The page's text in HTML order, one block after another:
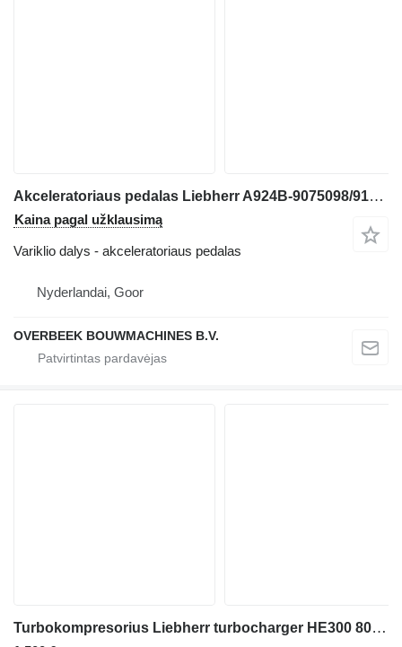
Akceleratoriaus pedalas Liebherr A924B-9075098/9198863-Gas pedal ekskavatoriaus
Kaina pagal užklausimą
Variklio dalys - akceleratoriaus pedalas
Nyderlandai, Goor
OVERBEEK BOUWMACHINES B.V.
Turbokompresorius Liebherr turbocharger HE300 8001348 ekskavatoriaus Liebherr A924 HL